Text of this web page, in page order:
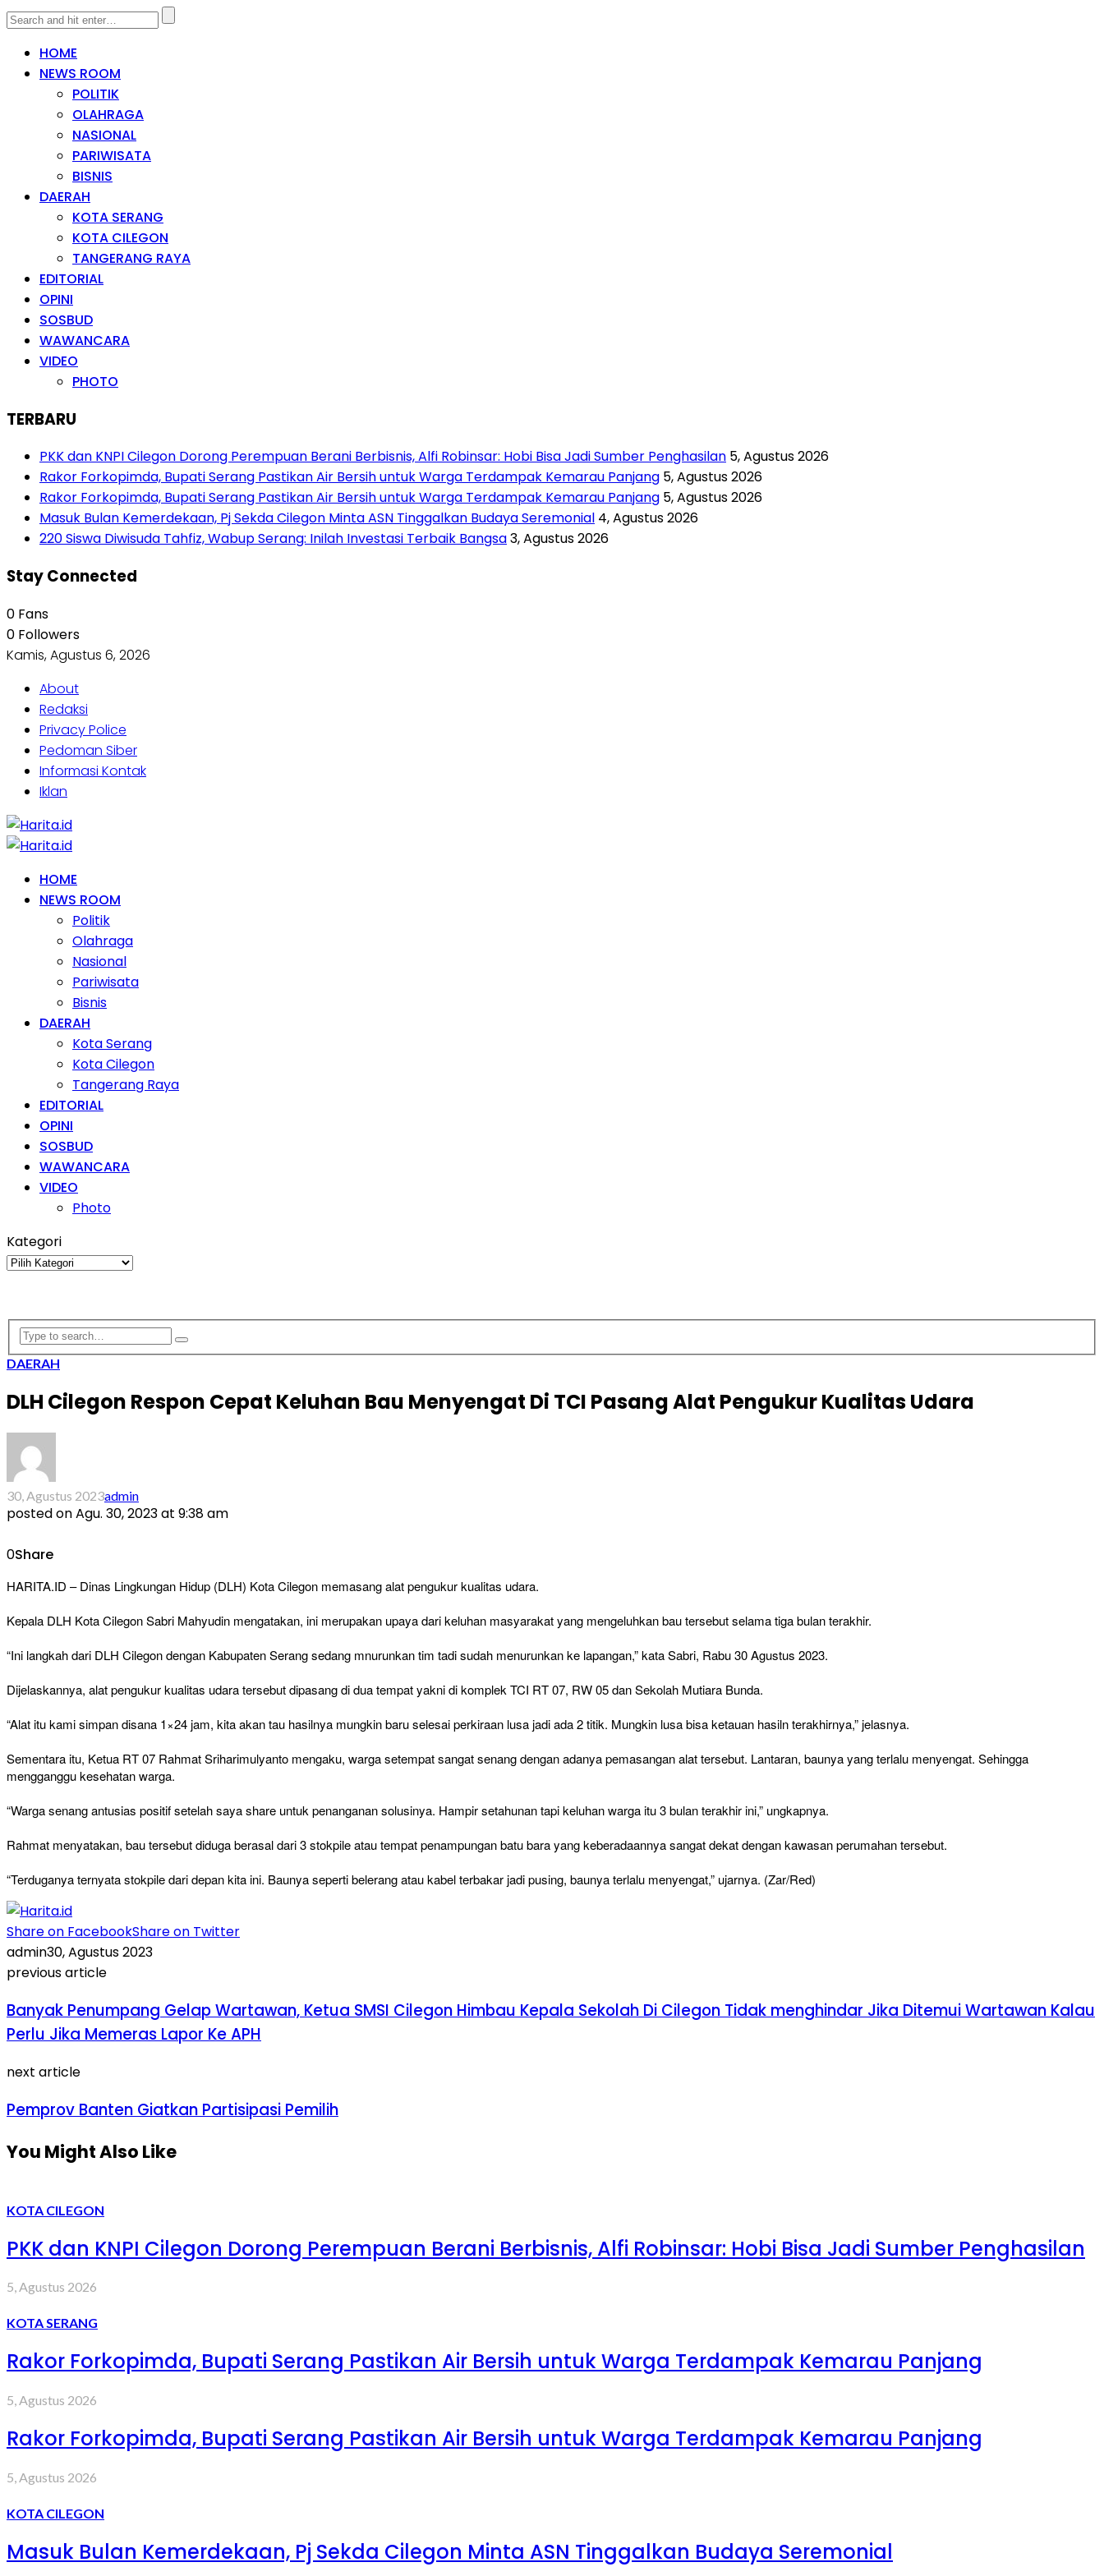
HOME
NEWS ROOM
POLITIK
OLAHRAGA
NASIONAL
PARIWISATA
BISNIS
DAERAH
KOTA SERANG
KOTA CILEGON
TANGERANG RAYA
EDITORIAL
OPINI
SOSBUD
WAWANCARA
VIDEO
PHOTO
TERBARU
PKK dan KNPI Cilegon Dorong Perempuan Berani Berbisnis, Alfi Robinsar: Hobi Bisa Jadi Sumber Penghasilan 5, Agustus 2026
Rakor Forkopimda, Bupati Serang Pastikan Air Bersih untuk Warga Terdampak Kemarau Panjang 5, Agustus 2026
Rakor Forkopimda, Bupati Serang Pastikan Air Bersih untuk Warga Terdampak Kemarau Panjang 5, Agustus 2026
Masuk Bulan Kemerdekaan, Pj Sekda Cilegon Minta ASN Tinggalkan Budaya Seremonial 4, Agustus 2026
220 Siswa Diwisuda Tahfiz, Wabup Serang: Inilah Investasi Terbaik Bangsa3, Agustus 2026
Stay Connected
0 Fans
0 Followers
Kamis, Agustus 6, 2026
About
Redaksi
Privacy Police
Pedoman Siber
Informasi Kontak
Iklan
HOME
NEWS ROOM
Politik
Olahraga
Nasional
Pariwisata
Bisnis
DAERAH
Kota Serang
Kota Cilegon
Tangerang Raya
EDITORIAL
OPINI
SOSBUD
WAWANCARA
VIDEO
Photo
Kategori
Kategori
DAERAH
DLH Cilegon Respon Cepat Keluhan Bau Menyengat Di TCI Pasang Alat Pengukur Kualitas Udara
30, Agustus 2023admin
posted onAgu. 30, 2023 at 9:38 am
0Share
HARITA.ID – Dinas Lingkungan Hidup (DLH) Kota Cilegon memasang alat pengukur kualitas udara.
Kepala DLH Kota Cilegon Sabri Mahyudin mengatakan, ini merupakan upaya dari keluhan masyarakat yang mengeluhkan bau tersebut selama tiga bulan terakhir.
“Ini langkah dari DLH Cilegon dengan Kabupaten Serang sedang mnurunkan tim tadi sudah menurunkan ke lapangan,” kata Sabri, Rabu 30 Agustus 2023.
Dijelaskannya, alat pengukur kualitas udara tersebut dipasang di dua tempat yakni di komplek TCI RT 07, RW 05 dan Sekolah Mutiara Bunda.
“Alat itu kami simpan disana 1×24 jam, kita akan tau hasilnya mungkin baru selesai perkiraan lusa jadi ada 2 titik. Mungkin lusa bisa ketauan hasiln terakhirnya,” jelasnya.
Sementara itu, Ketua RT 07 Rahmat Sriharimulyanto mengaku, warga setempat sangat senang dengan adanya pemasangan alat tersebut. Lantaran, baunya yang terlalu menyengat. Sehingga
mengganggu kesehatan warga.
“Warga senang antusias positif setelah saya share untuk penanganan solusinya. Hampir setahunan tapi keluhan warga itu 3 bulan terakhir ini,” ungkapnya.
Rahmat menyatakan, bau tersebut diduga berasal dari 3 stokpile atau tempat penampungan batu bara yang keberadaannya sangat dekat dengan kawasan perumahan tersebut.
“Terduganya ternyata stokpile dari depan kita ini. Baunya seperti belerang atau kabel terbakar jadi pusing, baunya terlalu menyengat,” ujarnya. (Zar/Red)
Share on FacebookShare on Twitter
admin30, Agustus 2023
previous article
Banyak Penumpang Gelap Wartawan, Ketua SMSI Cilegon Himbau Kepala Sekolah Di Cilegon Tidak menghindar Jika Ditemui Wartawan Kalau
Perlu Jika Memeras Lapor Ke APH
next article
Pemprov Banten Giatkan Partisipasi Pemilih
You Might Also Like
KOTA CILEGON
PKK dan KNPI Cilegon Dorong Perempuan Berani Berbisnis, Alfi Robinsar: Hobi Bisa Jadi Sumber Penghasilan
5, Agustus 2026
KOTA SERANG
Rakor Forkopimda, Bupati Serang Pastikan Air Bersih untuk Warga Terdampak Kemarau Panjang
5, Agustus 2026
Rakor Forkopimda, Bupati Serang Pastikan Air Bersih untuk Warga Terdampak Kemarau Panjang
5, Agustus 2026
KOTA CILEGON
Masuk Bulan Kemerdekaan, Pj Sekda Cilegon Minta ASN Tinggalkan Budaya Seremonial